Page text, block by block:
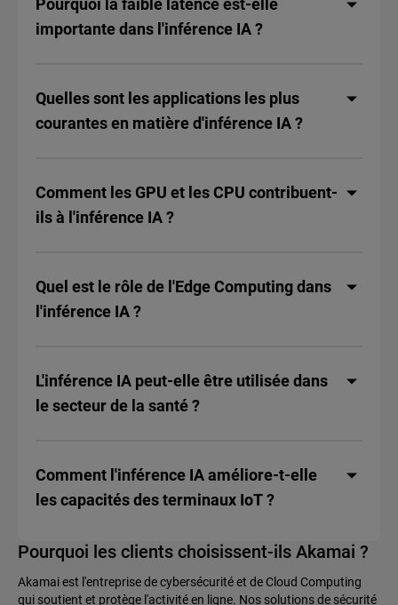
Pourquoi la faible latence est-elle
importante dans l'inférence IA ?
Quelles sont les applications les plus
courantes en matière d'inférence IA ?
Comment les GPU et les CPU contribuent-
ils à l'inférence IA ?
Quel est le rôle de l'Edge Computing dans
l'inférence IA ?
L'inférence IA peut-elle être utilisée dans
le secteur de la santé ?
Comment l'inférence IA améliore-t-elle
les capacités des terminaux IoT ?
Pourquoi les clients choisissent-ils Akamai ?
Akamai est l'entreprise de cybersécurité et de Cloud Computing
qui soutient et protège l'activité en ligne. Nos solutions de sécurité